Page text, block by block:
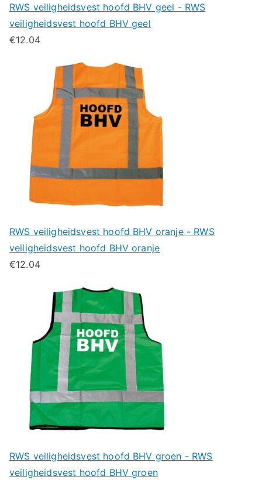
RWS veiligheidsvest hoofd BHV geel - RWS
veiligheidsvest hoofd BHV geel
€12.04
RWS veiligheidsvest hoofd BHV oranje - RWS
veiligheidsvest hoofd BHV oranje
€12.04
RWS veiligheidsvest hoofd BHV groen - RWS
veiligheidsvest hoofd BHV groen